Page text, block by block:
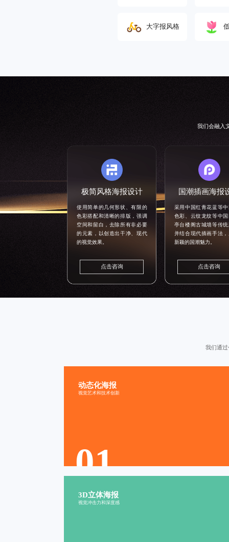
‌大字报风格
我们会融入
极简风格海报设计
使用简单的几何形状、有限的
色彩搭配和清晰的排版，强调
空间和留白，去除所有非必要
的元素，以创造出干净、现代
的视觉效果。
点击咨询
国潮插画海报
采用中国红青花蓝等
色彩、云纹龙纹等中
亭台楼阁古城墙等传
并结合现代插画手法
新颖的国潮魅力。
点击咨询
我们通
动态化海报
视觉艺术和技术创新
01
3D立体海报
视觉冲击力和深度感